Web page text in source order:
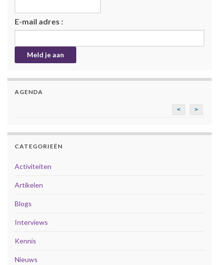
E-mail adres :
AGENDA
< >
CATEGORIEËN
Activiteiten
Artikelen
Blogs
Interviews
Kennis
Nieuws